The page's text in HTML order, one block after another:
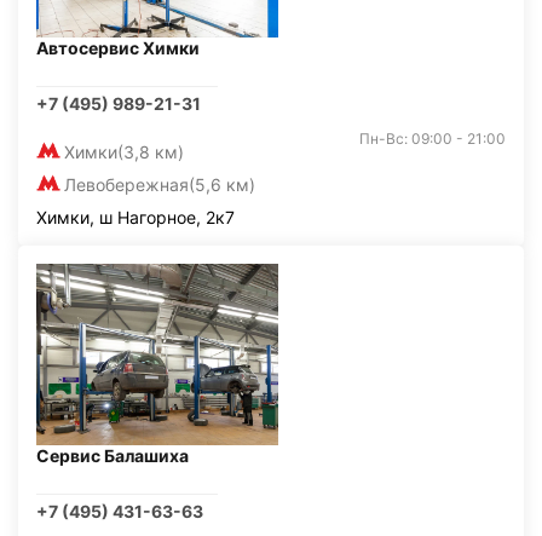
Автосервис Химки
+7 (495) 989-21-31
Химки(3,8 км)
Левобережная(5,6 км)
Пн-Вс: 09:00 - 21:00
Химки, ш Нагорное, 2к7
Сервис Балашиха
+7 (495) 431-63-63